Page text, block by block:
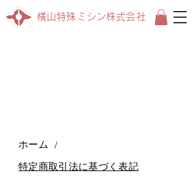
横山特殊ミシン株式会社
ホーム
/
特定商取引法に基づく表記